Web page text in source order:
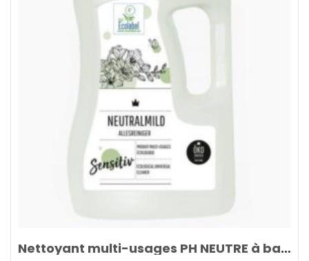
Nettoyant multi-usages PH NEUTRE à bas de matières premières végétales NEUTRALMILD